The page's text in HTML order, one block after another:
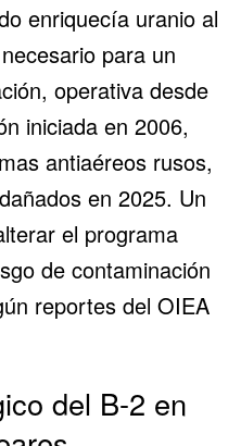
enriquecía uranio al
para un
operativa desde
iniciada en 2006,
antiaéreos rusos,
en 2025. Un
el programa
de contaminación
reportes del OIEA
del B-2 en